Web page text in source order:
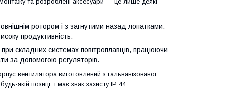
монтажу та розроблені аксесуари — це лише деякі
ротором і з загнутими назад лопатками.
продуктивність.
складних системах повітроплавців, працюючи
за допомогою регуляторів.
вентилятора виготовлений з гальванізованої
якій позиції і має знак захисту IP 44.